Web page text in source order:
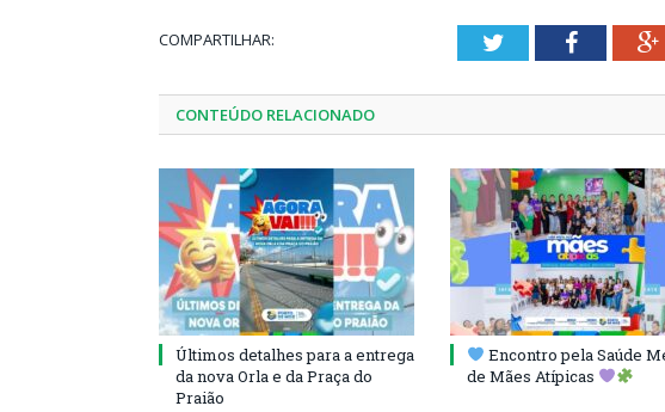
COMPARTILHAR: TwitterFacebook
CONTEÚDO RELACIONADO
Últimos detalhes para a entrega
da nova Orla e da Praça do
Praião
Encontro pela Saúde
de Mães Atípicas